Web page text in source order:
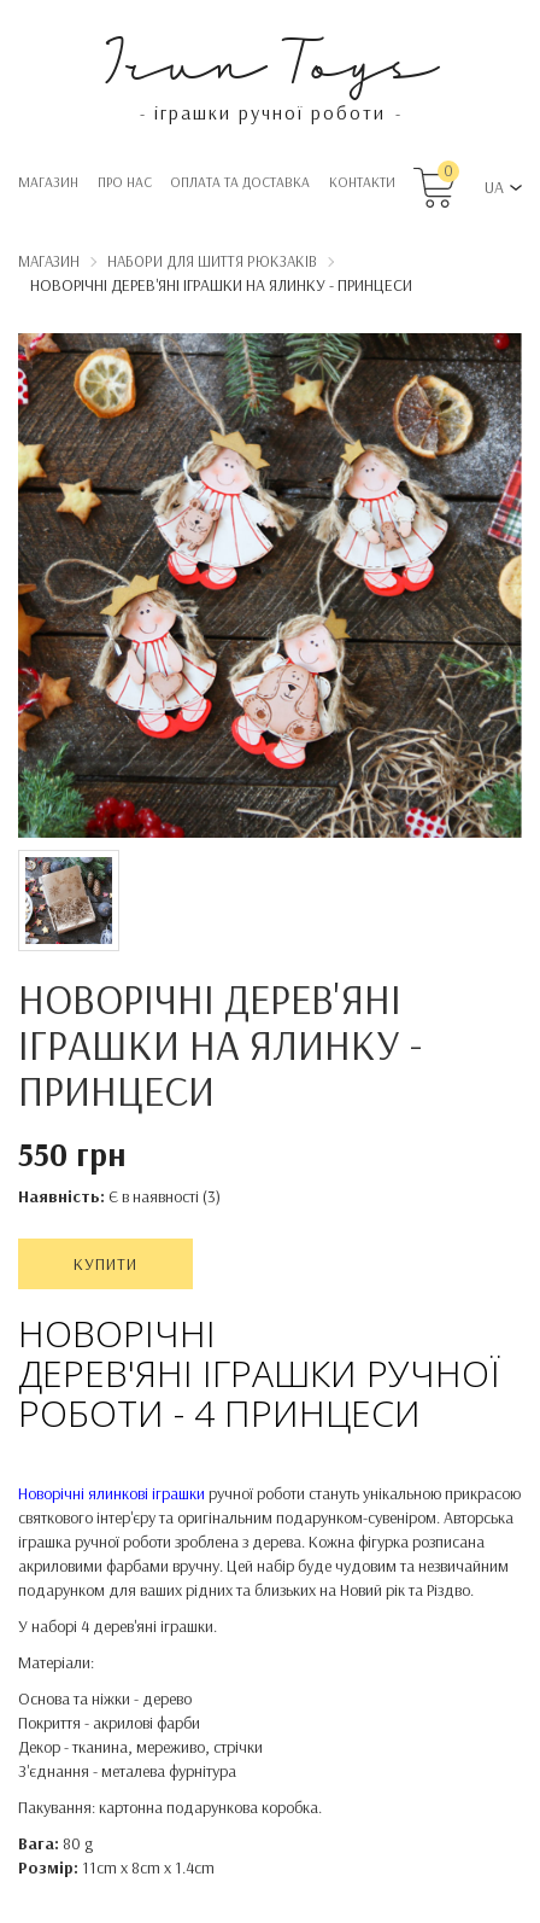
Irun Toys
- іграшки ручної роботи -
МАГАЗИН ПРО НАС OПЛАТА ТА ДОСТАВКА КОНТАКТИ
0
UA
МАГАЗИН НАБОРИ ДЛЯ ШИТТЯ РЮКЗАКІВ
НОВОРІЧНІ ДЕРЕВ'ЯНІ ІГРАШКИ НА ЯЛИНКУ - ПРИНЦЕСИ
НОВОРІЧНІ ДЕРЕВ'ЯНІ
ІГРАШКИ НА ЯЛИНКУ -
ПРИНЦЕСИ
550 грн
Наявність: Є в наявності (3)
КУПИТИ
НОВОРІЧНІ
ДЕРЕВ'ЯНІ ІГРАШКИ РУЧНОЇ
РОБОТИ - 4 ПРИНЦЕСИ
Новорічні ялинкові іграшки ручної роботи стануть унікальною прикрасою
святкового інтер'єру та оригінальним подарунком-сувеніром. Авторська
іграшка ручної роботи зроблена з дерева. Кожна фігурка розписана
акриловими фарбами вручну. Цей набір буде чудовим та незвичайним
подарунком для ваших рідних та близьких на Новий рік та Різдво.
У наборі 4 дерев'яні іграшки.
Матеріали:
Основа та ніжки - дерево
Покриття - акрилові фарби
Декор - тканина, мереживо, стрічки
З'єднання - металева фурнітура
Пакування: картонна подарункова коробка.
Вага: 80 g
Розмір: 11cm x 8cm x 1.4cm